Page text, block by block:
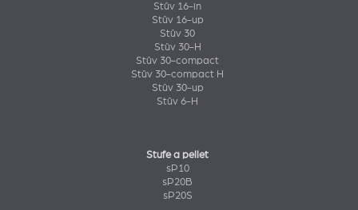
Stûv 16-in
Stûv 16-up
Stûv 30
Stûv 30-H
Stûv 30-compact
Stûv 30-compact H
Stûv 30-up
Stûv 6-H
Stufe a pellet
sP10
sP20B
sP20S